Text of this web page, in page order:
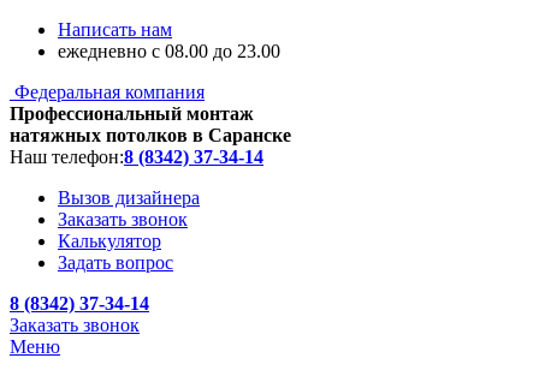
Написать нам
ежедневно с 08.00 до 23.00
Федеральная компания
Профессиональный монтаж
натяжных потолков в Саранске
Наш телефон:8 (8342) 37-34-14
Вызов дизайнера
Заказать звонок
Калькулятор
Задать вопрос
8 (8342) 37-34-14
Заказать звонок
Меню